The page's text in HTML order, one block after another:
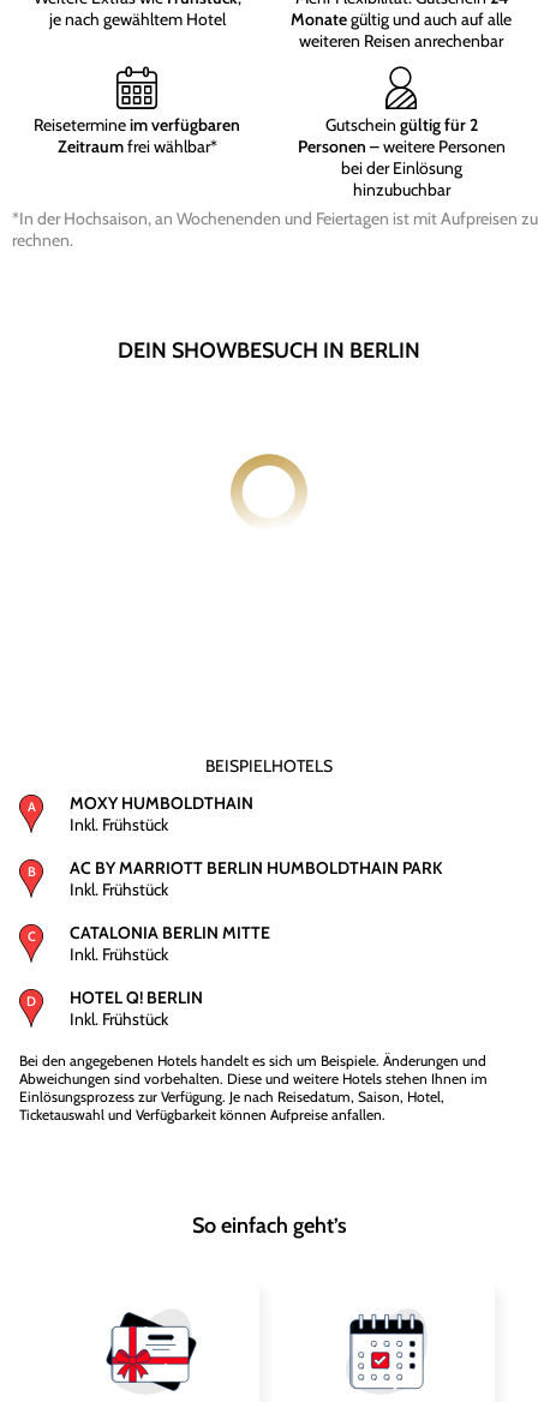
je nach gewähltem Hotel
Monategültig und auch auf alle
weiteren Reisen anrechenbar
Reisetermineim verfügbaren
Zeitraumfrei wählbar*
Gutschein gültig für 2
Personen – weitere Personen
bei der Einlösung
hinzubuchbar
*In der Hochsaison, an Wochenenden und Feiertagen ist mit Aufpreisen zu
rechnen.
DEIN SHOWBESUCH IN BERLIN
BEISPIELHOTELS
MOXY HUMBOLDTHAIN
Inkl. Frühstück
AC BY MARRIOTT BERLIN HUMBOLDTHAIN PARK
Inkl. Frühstück
CATALONIA BERLIN MITTE
Inkl. Frühstück
HOTEL Q! BERLIN
Inkl. Frühstück
Bei den angegebenen Hotels handelt es sich um Beispiele. Änderungen und
Abweichungen sind vorbehalten. Diese und weitere Hotels stehen Ihnen im
Einlösungsprozess zur Verfügung. Je nach Reisedatum, Saison, Hotel,
Ticketauswahl und Verfügbarkeit können Aufpreise anfallen.
So einfach geht’s